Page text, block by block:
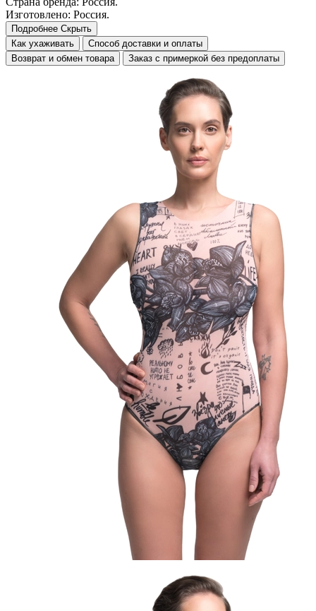
Изготовлено: Россия.
Подробнее Скрыть
Как ухаживать
Способ доставки и оплаты
Возврат и обмен товара
Заказ с примеркой без предоплаты